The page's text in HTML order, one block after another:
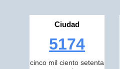
Ciudad
5174
cinco mil ciento setenta